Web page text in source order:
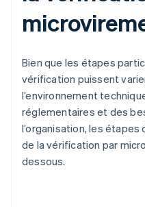
Bien que les étapes
vérification puissent
l’environnement
réglementaires et des
l’organisation, les
de la vérification par
dessous.